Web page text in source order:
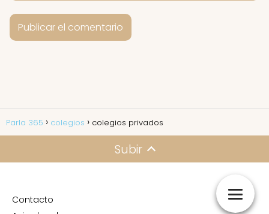
Parla 365 colegios colegios privados
Subir
Contacto